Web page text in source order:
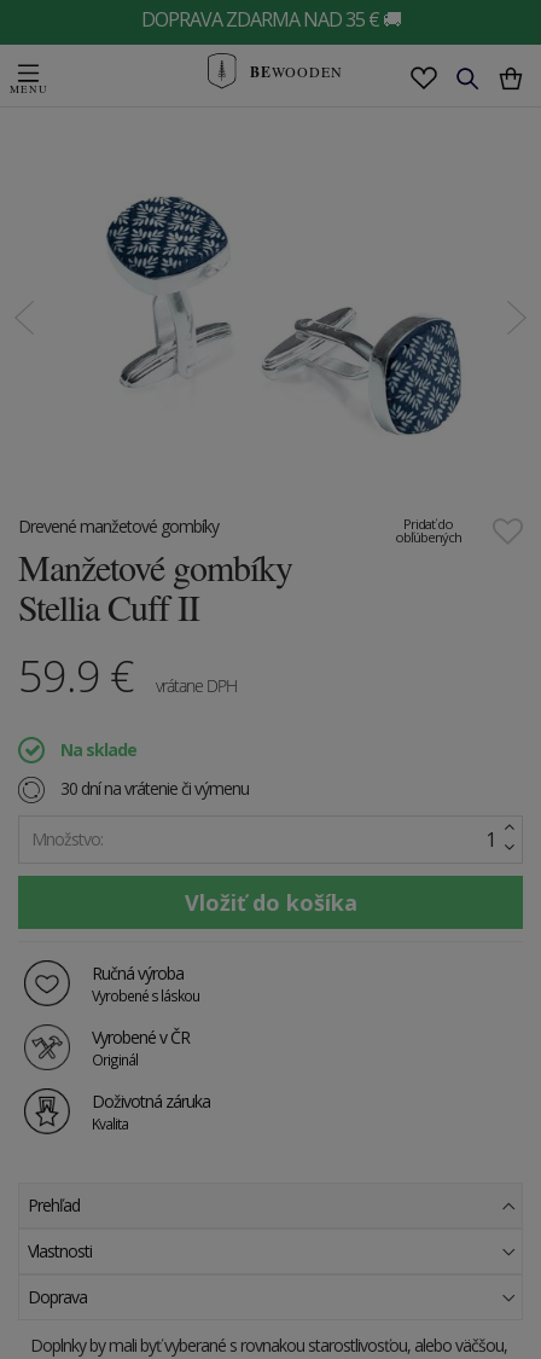
DOPRAVA ZDARMA NAD 35 € 🚚
BEWOODEN
Pridať do
obľúbených
Drevené manžetové gombíky
Manžetové gombíky
Stellia Cuff II
59.9 € vrátane DPH
Na sklade
30 dní na vrátenie či výmenu
Množstvo:
Ručná výroba
Vyrobené s láskou
Vyrobené v ČR
Originál
Doživotná záruka
Kvalita
Prehľad
Vlastnosti
Doprava
Doplnky by mali byť vyberané s rovnakou starostlivosťou, alebo väčšou,